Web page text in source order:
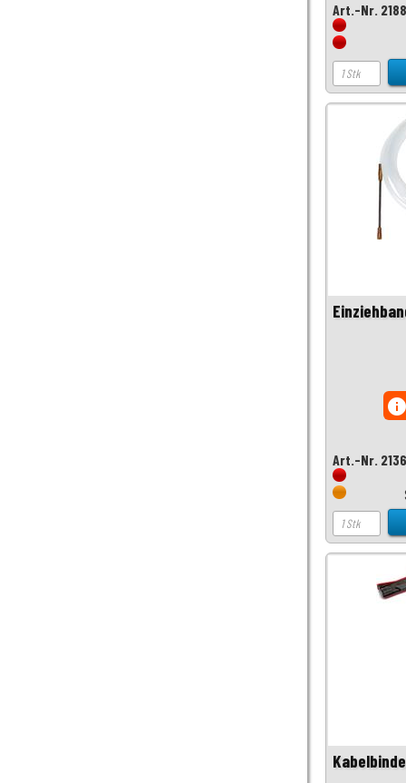
Art.-Nr.
Art.-Nr.